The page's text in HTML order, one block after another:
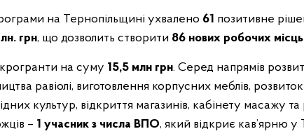
на Тернопільщині ухвалено 61 позитивне
грн, що дозволить створити 86 нових робочих
на суму 15,5 млн грн. Серед напрямів
равіолі, виготовлення корпусних меблів,
культур, відкриття магазинів, кабінету масажу
– 1 учасник з числа ВПО, який відкриє кав’ярню